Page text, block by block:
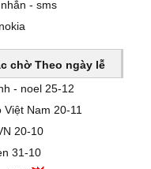
- sms
chờ Theo ngày lễ
- noel 25-12
Việt Nam 20-11
20-10
31-10